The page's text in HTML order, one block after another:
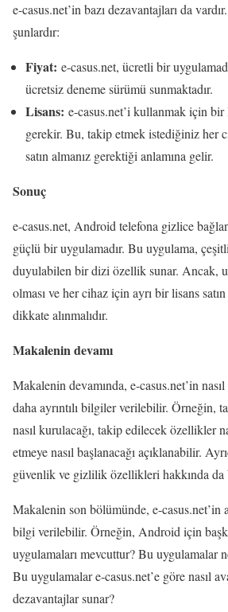
e-casus.net’in bazı dezavantajları da
şunlardır:
Fiyat: e-casus.net, ücretli bir
ücretsiz deneme sürümü sunmaktadır.
Lisans: e-casus.net’i kullanmak için bir
gerekir. Bu, takip etmek istediğiniz her
satın almanız gerektiği anlamına gelir.
Sonuç
e-casus.net, Android telefona gizlice
güçlü bir uygulamadır. Bu uygulama,
duyulabilen bir dizi özellik sunar. Ancak,
olması ve her cihaz için ayrı bir lisans
dikkate alınmalıdır.
Makalenin devamı
Makalenin devamında, e-casus.net’in
daha ayrıntılı bilgiler verilebilir. Örneğin,
nasıl kurulacağı, takip edilecek özellikler
etmeye nasıl başlanacağı açıklanabilir.
güvenlik ve gizlilik özellikleri hakkında
Makalenin son bölümünde, e-casus.net’in
bilgi verilebilir. Örneğin, Android için
uygulamaları mevcuttur? Bu uygulamalar
Bu uygulamalar e-casus.net’e göre nasıl
dezavantajlar sunar?